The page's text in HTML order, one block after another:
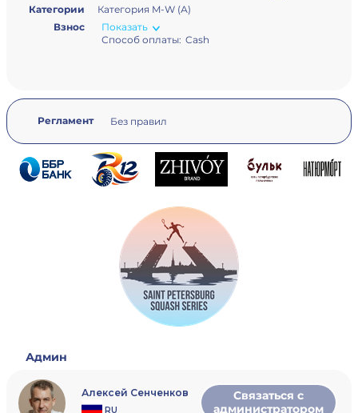
Категории
Категория M-W (А)
Взнос
Показать
Способ оплаты: Cash
Регламент Без правил
Админ
Алексей Сенченков
RU
Связаться с
администратором